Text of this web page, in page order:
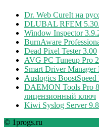
Dr. Web CureIt на
DLUBAL RFEM
Window Inspector
BurnAware
Dead Pixel Tester 3.00
AVG PC Tuneup Pro
Smart Driver
Auslogics
DAEMON Tools Pro
лицензионный ключ
Kiwi Syslog Server
© 1progs.ru